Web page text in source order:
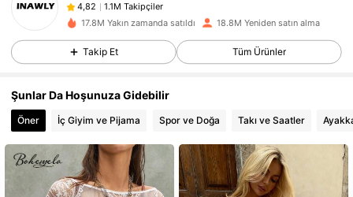
4,82 1.1M Takipçiler
4,82 1.1M Takipçiler
4,82 1.1M Takipçiler
4,82 1.1M Takipçiler
17.8M Yakın zamanda satıldı 18.8M Yeniden satın alma
Takip Et Tüm Ürünler
Şunlar Da Hoşunuza Gidebilir
Öner İç Giyim ve Pijama Spor ve Doğa Takı ve Saatler